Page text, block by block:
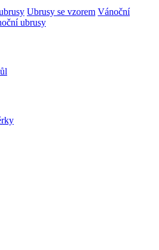
Ubrusy se vzorem Vánoční
ubrusy